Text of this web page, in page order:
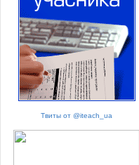
Твиты от @iteach_ua